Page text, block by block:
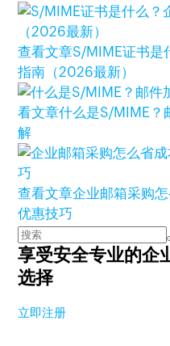
查看文章S/MIME证书是
指南（2026最新）
看文章什么是S/MIME？
解
查看文章企业邮箱采购
优惠技巧
享受安全专业的企
选择
立即注册